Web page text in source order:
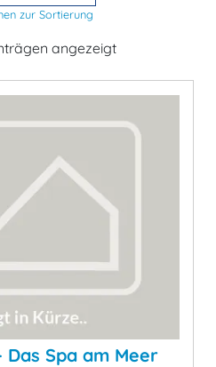
zur Sortierung
angezeigt
Spa am Meer